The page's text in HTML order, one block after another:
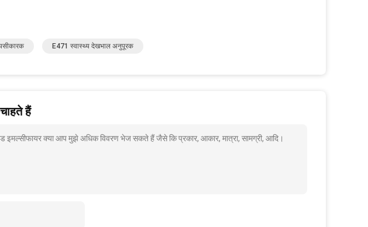
E471 स्वास्थ्य देखभाल अनुपूरक
हैं
इमल्सीफायर क्या आप मुझे अधिक विवरण भेज सकते हैं जैसे कि प्रकार, आकार, मात्रा, सामग्री, आदि।